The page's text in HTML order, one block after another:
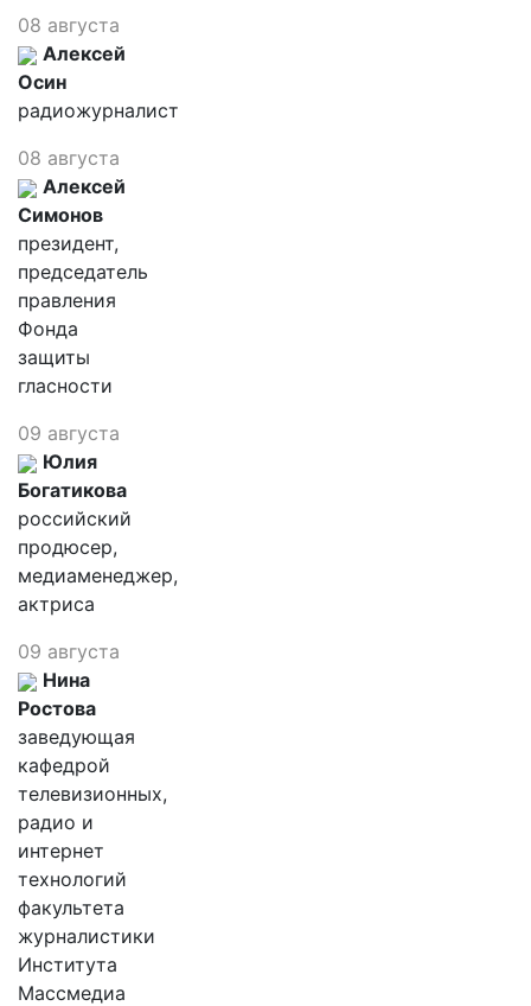
08 августа
Алексей
Осин
радиожурналист
08 августа
Алексей
Симонов
президент,
председатель
правления
Фонда
защиты
гласности
09 августа
Юлия
Богатикова
российский
продюсер,
медиаменеджер,
актриса
09 августа
Нина
Ростова
заведующая
кафедрой
телевизионных,
радио и
интернет
технологий
факультета
журналистики
Института
Массмедиа